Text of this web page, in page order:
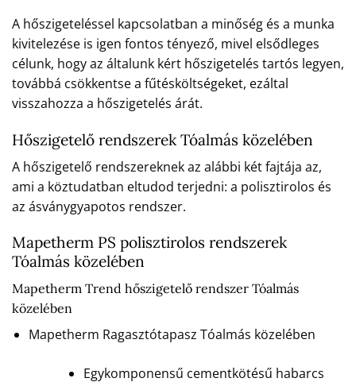
A hőszigeteléssel kapcsolatban a minőség és a munka
kivitelezése is igen fontos tényező, mivel elsődleges
célunk, hogy az általunk kért hőszigetelés tartós legyen,
továbbá csökkentse a fűtésköltségeket, ezáltal
visszahozza a hőszigetelés árát.
Hőszigetelő rendszerek Tóalmás közelében
A hőszigetelő rendszereknek az alábbi két fajtája az,
ami a köztudatban eltudod terjedni: a polisztirolos és
az ásványgyapotos rendszer.
Mapetherm PS polisztirolos rendszerek
Tóalmás közelében
Mapetherm Trend hőszigetelő rendszer Tóalmás
közelében
Mapetherm Ragasztótapasz Tóalmás közelében
Egykomponensű cementkötésű habarcs